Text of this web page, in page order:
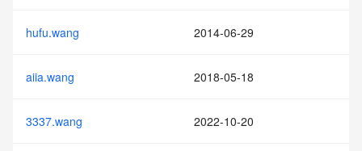
hufu.wang 2014-06-29
aiia.wang 2018-05-18
3337.wang 2022-10-20